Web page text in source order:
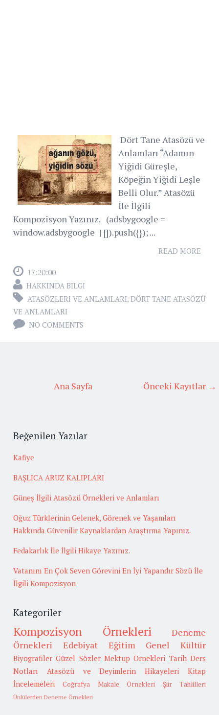
Dört Tane Atasözü ve
Anlamları “Adamın
Yiğidi Güreşle,
Köpeğin Yiğidi Leşle
Belli Olur.” Atasözü
İle İlgili
Kompozisyon Yazınız. (adsbygoogle =
window.adsbygoogle || []).push({}); ...
READ MORE
17:20:00
HAKKINDA BILGI
ATASÖZLERI VE ANLAMLARI, DÖRT TANE ATASÖZÜ
VE ANLAMLARI
NO COMMENTS
Önceki Kayıtlar →
Ana Sayfa
Beğenilen Yazılar
Kafiye
BAŞLICA ARUZ KALIPLARI
Güneş İlgili Atasözü Örnekleri ve Anlamları
Oğuz Türklerinin Gelenek, Görenek ve Yaşamları
Hakkında Güvenilir Kaynaklardan Araştırma Yapınız.
Fedakarlık İle İlgili Hikaye Yazınız.
Vatanını En Çok Seven Görevini En İyi Yapandır Sözü İle
İlgili Kompozisyon
Kategoriler
Kompozisyon Örnekleri
Deneme
Örnekleri
Edebiyat Eğitim Genel Kültür
Biyografiler Güzel Sözler Mektup Örnekleri Tarih Ders
Notları
Atasözü ve Deyimlerin Hikayeleri
Kitap
İncelemeleri
Coğrafya Makale Örnekleri Şiir Tahlilleri
Ünlülerden Deneme Örnekleri